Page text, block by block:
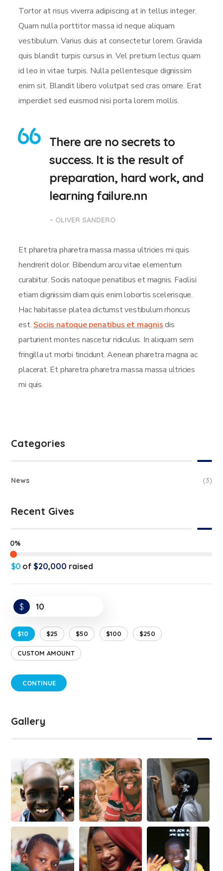
Tortor at risus viverra adipiscing at in tellus integer.
Quam nulla porttitor massa id neque aliquam
vestibulum. Varius duis at consectetur lorem. Gravida
quis blandit turpis cursus in. Vel pretium lectus quam
id leo in vitae turpis. Nulla pellentesque dignissim
enim sit. Blandit libero volutpat sed cras ornare. Erat
imperdiet sed euismod nisi porta lorem mollis.
There are no secrets to
success. It is the result of
preparation, hard work, and
learning failure.nn
– OLIVER SANDERO
Et pharetra pharetra massa massa ultricies mi quis
hendrerit dolor. Bibendum arcu vitae elementum
curabitur. Sociis natoque penatibus et magnis. Facilisi
etiam dignissim diam quis enim lobortis scelerisque.
Hac habitasse platea dictumst vestibulum rhoncus
est. Sociis natoque penatibus et magnisdis
parturient montes nascetur ridiculus. In aliquam sem
fringilla ut morbi tincidunt. Aenean pharetra magna ac
placerat. Et pharetra pharetra massa massa ultricies
mi quis.
Categories
News (3)
Recent Gives
$0 of$20,000 raised
0%
$
$10 $25 $50 $100 $250
CUSTOM AMOUNT
CONTINUE
Gallery